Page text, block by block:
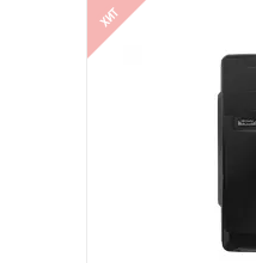
ХИТ